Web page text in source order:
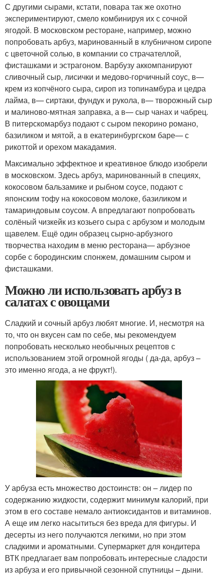
С другими сырами, кстати, повара так же охотно
экспериментируют, смело комбинируя их с сочной
ягодой. В московском ресторане, например, можно
попробовать арбуз, маринованный в клубничном сиропе
с цветочной солью, в компании со страчателлой,
фисташками и эстрагоном. Варбузу аккомпанируют
сливочный сыр, лисички и медово-горчичный соус, в—
крем из копчёного сыра, сироп из топинамбура и цедра
лайма, в— сиртаки, фундук и рукола, в— творожный сыр
и малиново-мятная заправка, а в— сыр чанах и чабрец.
В питерскомарбуз подают с сыром пекорино романо,
базиликом и мятой, а в екатеринбургском баре— с
рикоттой и орехом макадамия.
Максимально эффектное и креативное блюдо изобрели
в московском. Здесь арбуз, маринованный в специях,
кокосовом бальзамике и рыбном соусе, подают с
японским тофу на кокосовом молоке, базиликом и
тамариндовым соусом. А впредлагают попробовать
солёный чизкейк из козьего сыра с арбузом и молодым
щавелем. Ещё один образец сырно-арбузного
творчества находим в меню ресторана— арбузное
сорбе с бородинским спонжем, домашним сыром и
фисташками.
Можно ли использовать арбуз в
салатах с овощами
Сладкий и сочный арбуз любят многие. И, несмотря на
то, что он вкусен сам по себе, мы рекомендуем
попробовать несколько необычных рецептов с
использованием этой огромной ягоды ( да-да, арбуз –
это именно ягода, а не фрукт!).
У арбуза есть множество достоинств: он – лидер по
содержанию жидкости, содержит минимум калорий, при
этом в его составе немало антиоксидантов и витаминов.
А еще им легко насытиться без вреда для фигуры. И
десерты из него получаются легкими, но при этом
сладкими и ароматными. Супермаркет для кондитера
ВТК предлагает вам попробовать интересные сладости
из арбуза и его привычной сезонной спутницы – дыни.